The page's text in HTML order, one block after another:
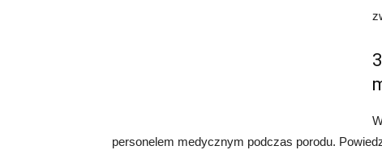
personelem medycznym podczas porodu.